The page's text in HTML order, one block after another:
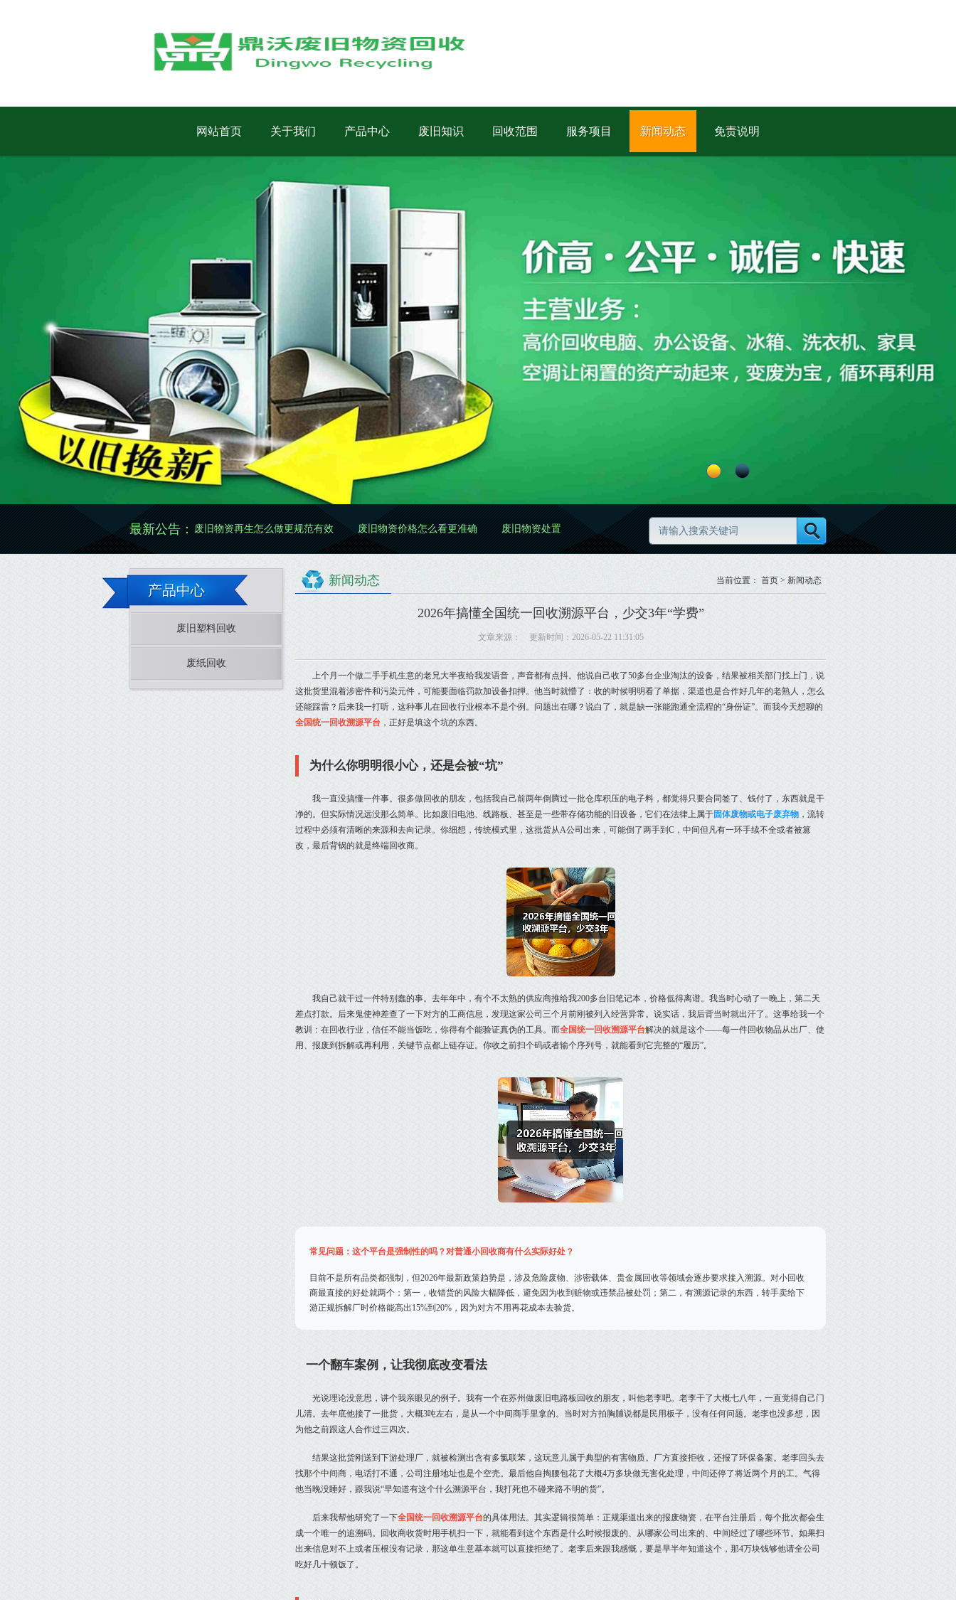
网站首页 关于我们 产品中心 废旧知识 回收范围 服务项目 新闻动态 免责说明
最新公告：
废旧物资再生怎么做更规范有效 废旧物资价格怎么看更准确 废旧物资处置怎么做更规范 废旧物资清理怎么做更高效更规范 废旧物资分类怎么做更规范
产品中心
废旧塑料回收
废纸回收
新闻动态 当前位置： 首页 > 新闻动态
2026年搞懂全国统一回收溯源平台，少交3年“学费”
文章来源： 更新时间：2026-05-22 11:31:05
上个月一个做二手手机生意的老兄大半夜给我发语音，声音都有点抖。他说自己收了50多台企业淘汰的设备，结果被相关部门找上门，说
这批货里混着涉密件和污染元件，可能要面临罚款加设备扣押。他当时就懵了：收的时候明明看了单据，渠道也是合作好几年的老熟人，怎么
还能踩雷？后来我一打听，这种事儿在回收行业根本不是个例。问题出在哪？说白了，就是缺一张能跑通全流程的“身份证”。而我今天想聊的
全国统一回收溯源平台 ，正好是填这个坑的东西。
为什么你明明很小心，还是会被“坑”
我一直没搞懂一件事。很多做回收的朋友，包括我自己前两年倒腾过一批仓库积压的电子料，都觉得只要合同签了、钱付了，东西就是干
净的。但实际情况远没那么简单。比如废旧电池、线路板、甚至是一些带存储功能的旧设备，它们在法律上属于固体废物或电子废弃物 ，流转
过程中必须有清晰的来源和去向记录。你细想，传统模式里，这批货从A公司出来，可能倒了两手到C，中间但凡有一环手续不全或者被篡
改，最后背锅的就是终端回收商。
我自己就干过一件特别蠢的事。去年年中，有个不太熟的供应商推给我200多台旧笔记本，价格低得离谱。我当时心动了一晚上，第二天
差点打款。后来鬼使神差查了一下对方的工商信息，发现这家公司三个月前刚被列入经营异常。说实话，我后背当时就出汗了。这事给我一个
教训：在回收行业，信任不能当饭吃，你得有个能验证真伪的工具。而全国统一回收溯源平台解决的就是这个——每一件回收物品从出厂、使
用、报废到拆解或再利用，关键节点都上链存证。你收之前扫个码或者输个序列号，就能看到它完整的“履历”。
常见问题：这个平台是强制性的吗？对普通小回收商有什么实际好处？
目前不是所有品类都强制，但2026年最新政策趋势是，涉及危险废物、涉密载体、贵金属回收等领域会逐步要求接入溯源。对小回收
商最直接的好处就两个：第一，收错货的风险大幅降低，避免因为收到赃物或违禁品被处罚；第二，有溯源记录的东西，转手卖给下
游正规拆解厂时价格能高出15%到20%，因为对方不用再花成本去验货。
一个翻车案例，让我彻底改变看法
光说理论没意思，讲个我亲眼见的例子。我有一个在苏州做废旧电路板回收的朋友，叫他老李吧。老李干了大概七八年，一直觉得自己门
儿清。去年底他接了一批货，大概3吨左右，是从一个中间商手里拿的。当时对方拍胸脯说都是民用板子，没有任何问题。老李也没多想，因
为他之前跟这人合作过三四次。
结果这批货刚送到下游处理厂，就被检测出含有多氯联苯，这玩意儿属于典型的有害物质。厂方直接拒收，还报了环保备案。老李回头去
找那个中间商，电话打不通，公司注册地址也是个空壳。最后他自掏腰包花了大概4万多块做无害化处理，中间还停了将近两个月的工。气得
他当晚没睡好，跟我说“早知道有这个什么溯源平台，我打死也不碰来路不明的货”。
后来我帮他研究了一下全国统一回收溯源平台的具体用法。其实逻辑很简单：正规渠道出来的报废物资，在平台注册后，每个批次都会生
成一个唯一的追溯码。回收商收货时用手机扫一下，就能看到这个东西是什么时候报废的、从哪家公司出来的、中间经过了哪些环节。如果扫
出来信息对不上或者压根没有记录，那这单生意基本就可以直接拒绝了。老李后来跟我感慨，要是早半年知道这个，那4万块钱够他请全公司
吃好几十顿饭了。